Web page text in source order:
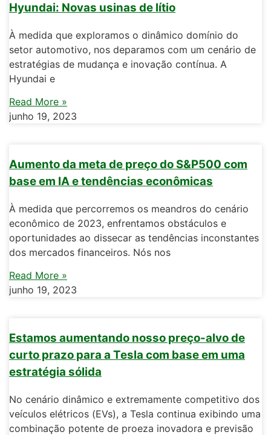
Hyundai: Novas usinas de lítio
À medida que exploramos o dinâmico domínio do
setor automotivo, nos deparamos com um cenário de
estratégias de mudança e inovação contínua. A
Hyundai e
Read More »
junho 19, 2023
Aumento da meta de preço do S&P500 com
base em IA e tendências econômicas
À medida que percorremos os meandros do cenário
econômico de 2023, enfrentamos obstáculos e
oportunidades ao dissecar as tendências inconstantes
dos mercados financeiros. Nós nos
Read More »
junho 19, 2023
Estamos aumentando nosso preço-alvo de
curto prazo para a Tesla com base em uma
estratégia sólida
No cenário dinâmico e extremamente competitivo dos
veículos elétricos (EVs), a Tesla continua exibindo uma
combinação potente de proeza inovadora e previsão